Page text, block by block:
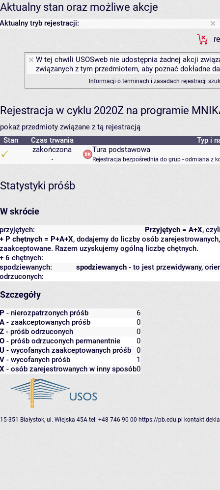
Aktualny stan oraz możliwe akcje
Aktualny tryb rejestracji:
W tej chwili USOSweb nie udostępnia żadnej akcji
związanych z tym przedmiotem, aby poznać dokładne
Informacji o terminach i zasadach rejestracji
Rejestracja w cyklu 2020Z na programie
pokaż przedmioty związane z tą rejestracją
Stan
Czas trwania
Typ i
zakończona
-
Tura podstawowa
Rejestracja bezpośrednia do grup - odmiana z
Statystyki próśb
W skrócie
Przyjętych = A+X,
przyjętych:
+ P chętnych = P+A+X, dodajemy do liczby osób
zaakceptowane. Razem uzyskujemy ogólną liczbę chętnych.
+ 6 chętnych:
spodziewanych - to jest przewidywany,
spodziewanych:
odrzuconych:
Szczegóły
P - nierozpatrzonych próśb
6
A - zaakceptowanych próśb
0
Z - próśb odrzuconych
0
O - próśb odrzuconych permanentnie
0
U - wycofanych zaakceptowanych próśb
0
V - wycofanych próśb
1
X - osób zarejestrowanych w inny sposób0
15-351 Białystok, ul. Wiejska 45A tel: +48 746 90 00 https://pb.edu.pl kontakt